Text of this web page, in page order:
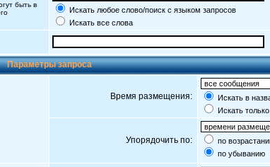
быть в
Искать любое слово/поиск с языком запросов
Искать все слова
Параметры запроса
Время размещения:
Искать в
Искать
Упорядочить по:
по
по убыванию